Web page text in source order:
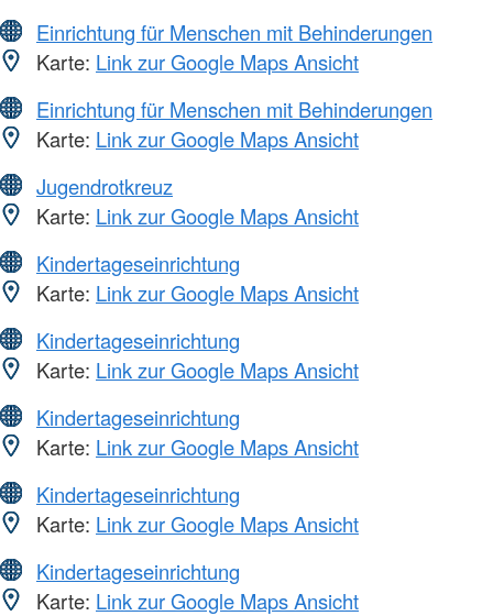
Einrichtung für Menschen mit Behinderungen
Karte: Link zur Google Maps Ansicht
Einrichtung für Menschen mit Behinderungen
Karte: Link zur Google Maps Ansicht
Jugendrotkreuz
Karte: Link zur Google Maps Ansicht
Kindertageseinrichtung
Karte: Link zur Google Maps Ansicht
Kindertageseinrichtung
Karte: Link zur Google Maps Ansicht
Kindertageseinrichtung
Karte: Link zur Google Maps Ansicht
Kindertageseinrichtung
Karte: Link zur Google Maps Ansicht
Kindertageseinrichtung
Karte: Link zur Google Maps Ansicht